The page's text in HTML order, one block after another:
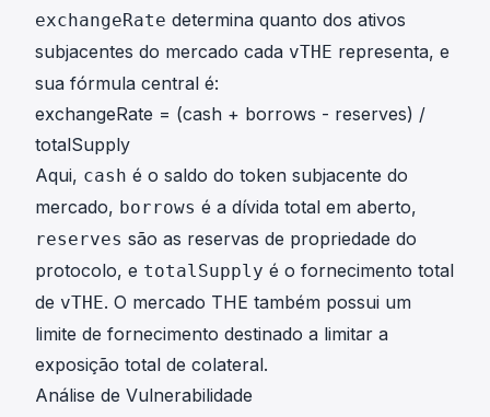
exchangeRate determina quanto dos ativos
subjacentes do mercado cada vTHE representa, e
sua fórmula central é:
exchangeRate = (cash + borrows - reserves) /
totalSupply
Aqui, cash é o saldo do token subjacente do
mercado, borrows é a dívida total em aberto,
reserves são as reservas de propriedade do
protocolo, e totalSupply é o fornecimento total
de vTHE. O mercado THE também possui um
limite de fornecimento destinado a limitar a
exposição total de colateral.
Análise de Vulnerabilidade